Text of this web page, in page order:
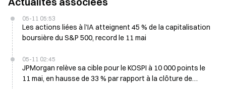
05-11 05:53
Les actions liées à l’IA atteignent 45 % de la capitalisation
boursière du S&P 500, record le 11 mai
05-11 02:45
JPMorgan relève sa cible pour le KOSPI à 10 000 points le
11 mai, en hausse de 33 % par rapport à la clôture de